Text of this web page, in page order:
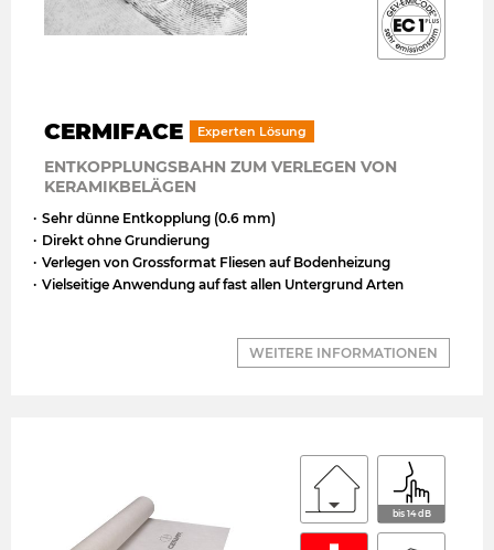
CERMIFACE Experten Lösung
ENTKOPPLUNGSBAHN ZUM VERLEGEN VON
KERAMIKBELÄGEN
Sehr dünne Entkopplung (0.6 mm)
Direkt ohne Grundierung
Verlegen von Grossformat Fliesen auf Bodenheizung
Vielseitige Anwendung auf fast allen Untergrund Arten
WEITERE INFORMATIONEN
bis 14 dB